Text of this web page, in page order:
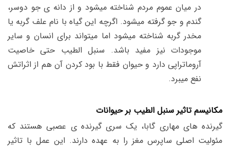
در میان عموم مردم شناخته میشود و از دانه ی جو دوسر،
گندم و جو گرفته میشود. اگرچه این گیاه با نام علف گربه یا
مخدر گربه شناخته میشود اما میتواند برای انسان و سایر
موجودات نیز مفید باشد. سنبل الطیب حتی خاصیت
آروماتراپی دارد و حیوان فقط با بود کردن آن هم از اثراتش
نفع میبرد.
مکانیسم تاثیر سنبل الطیب بر حیوانات
گیرنده های مهاری گابا، یک سری گیرنده ی عصبی هستند که
مئولیت اصلی ساپرس مغز را به عهده دارند. این عمل با تاثیر